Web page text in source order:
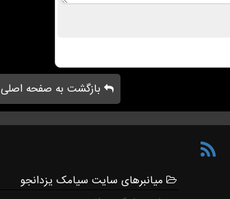
بازگشت به صفحه اصلی
میانبرهای سایت سیامک یزدانجو